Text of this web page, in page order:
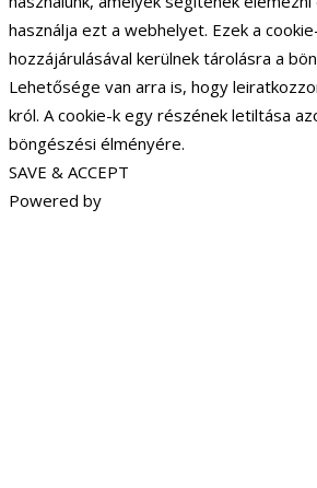
használja ezt a webhelyet. Ezek a
hozzájárulásával kerülnek tárolásra a
Lehetősége van arra is, hogy
król. A cookie-k egy részének letiltása
böngészési élményére.
SAVE & ACCEPT
Powered by